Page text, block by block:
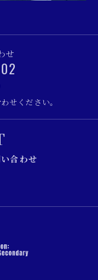
せ
せください。
合わせ